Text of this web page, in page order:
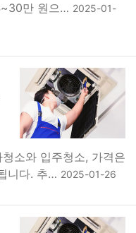
만 원으… 2025-01-
소와 입주청소, 가격은
니다. 추… 2025-01-26